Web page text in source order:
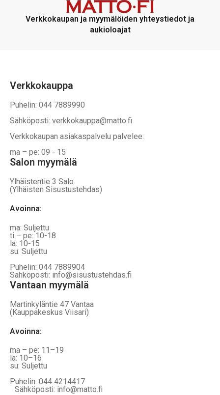
sivulla
tuotteen
sivulla
Verkkokaupan ja myymälöiden yhteystiedot ja
aukioloajat
Verkkokauppa
Puhelin: 044 7889990
Sähköposti: verkkokauppa@matto.fi
Verkkokaupan asiakaspalvelu palvelee:
ma – pe: 09 - 15
Salon myymälä
Ylhäistentie 3 Salo
(Ylhäisten Sisustustehdas)
Avoinna:
ma: Suljettu
ti – pe: 10-18
la: 10-15
su: Suljettu
Puhelin: 044 7889904
Sähköposti: info@sisustustehdas.fi
Vantaan myymälä
Martinkyläntie 47 Vantaa
(Kauppakeskus Viisari)
Avoinna:
ma – pe: 11–19
la: 10–16
su: Suljettu
Puhelin: 044 4214417
Sähköposti: info@matto.fi